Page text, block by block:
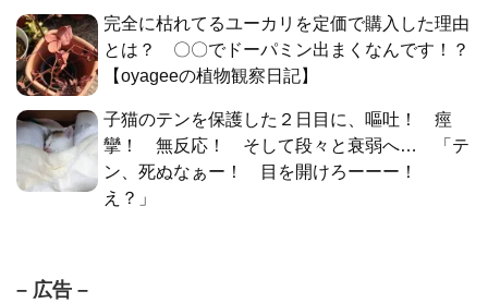
完全に枯れてるユーカリを定価で購入した理由
とは？ 〇〇でドーパミン出まくなんです！？
【oyageeの植物観察日記】
子猫のテンを保護した２日目に、嘔吐！ 痙
攣！ 無反応！ そして段々と衰弱へ… 「テ
ン、死ぬなぁー！ 目を開けろーーー！
え？」
– 広告 –